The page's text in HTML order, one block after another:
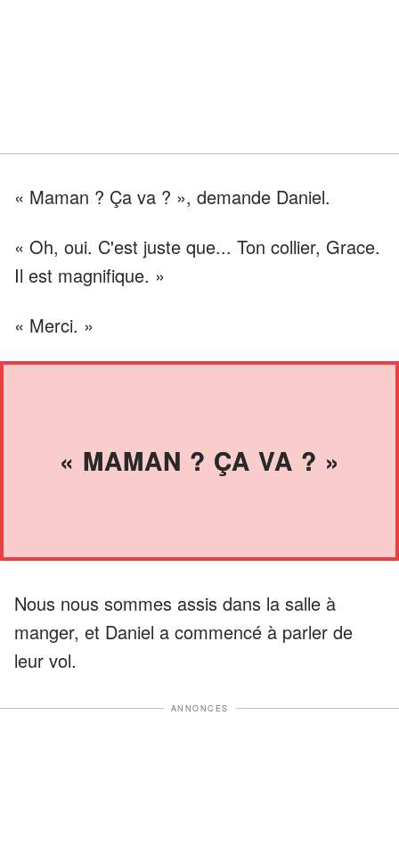
« Maman ? Ça va ? », demande Daniel.
« Oh, oui. C'est juste que... Ton collier, Grace.
Il est magnifique. »
« Merci. »
« MAMAN ? ÇA VA ? »
Nous nous sommes assis dans la salle à
manger, et Daniel a commencé à parler de
leur vol.
ANNONCES